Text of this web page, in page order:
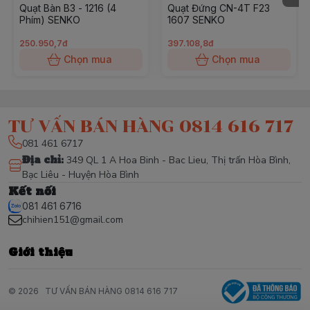
+ Quạt đủ độ ổn định (nghiêng 10 độ không ngã quạt)
+ Công tắc, các phần bảo vệ mối nối dây làm bằng
chất liệu chống cháy. Đủ khả năng chịu nhiệt, đảm bảo
Ủy Ban Kỹ Thuật Điện Quốc Tế IEC60227-53
- Xuất xứ Việt Nam
- Model HT250
- Trọng lượng sản phẩm 1.7 kg
- Điện áp 220V/50Hz
- Công suất 40 W
- Lưu lượng không khí 42 m3/min
Quạt Bàn B3 - 1216 (4
Phím) SENKO
250.950,7đ
Chọn mua
Quạt Đứng CN-4T F23
1607 SENKO
397.108,8đ
Chọn mua
TƯ VẤN BÁN HÀNG 0814 616 717
081 461 6717
Địa chỉ: 349 QL 1 A Hoa Binh - Bac Lieu, Thị trấn Hòa Bình,
Bạc Liêu - Huyện Hòa Bình
Kết nối
081 461 6716
chihien151@gmail.com
Giới thiệu
© 2026 TƯ VẤN BÁN HÀNG 0814 616 717